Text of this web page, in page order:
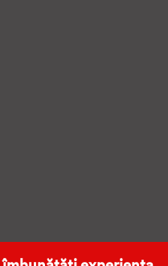
NAȚIONALĂ